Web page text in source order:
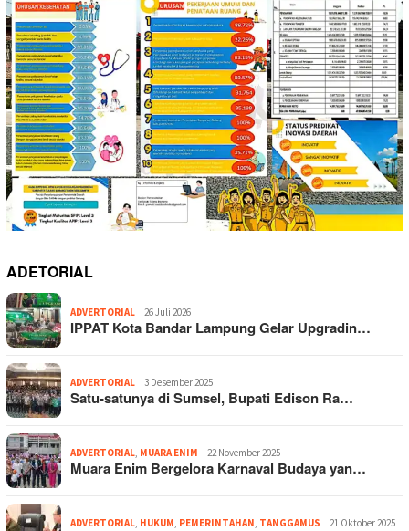
ADETORIAL
ADVERTORIAL 26 Juli 2026
IPPAT Kota Bandar Lampung Gelar Upgradin…
ADVERTORIAL 3 Desember 2025
Satu-satunya di Sumsel, Bupati Edison Ra…
ADVERTORIAL MUARA ENIM 22 November 2025
Muara Enim Bergelora Karnaval Budaya yan…
ADVERTORIAL HUKUM PEMERINTAHAN TANGGAMUS 21 Oktober 2025